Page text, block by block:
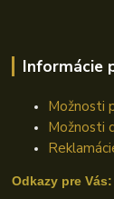
Informácie
Možnosti
Možnosti
Odkazy pre Vás: